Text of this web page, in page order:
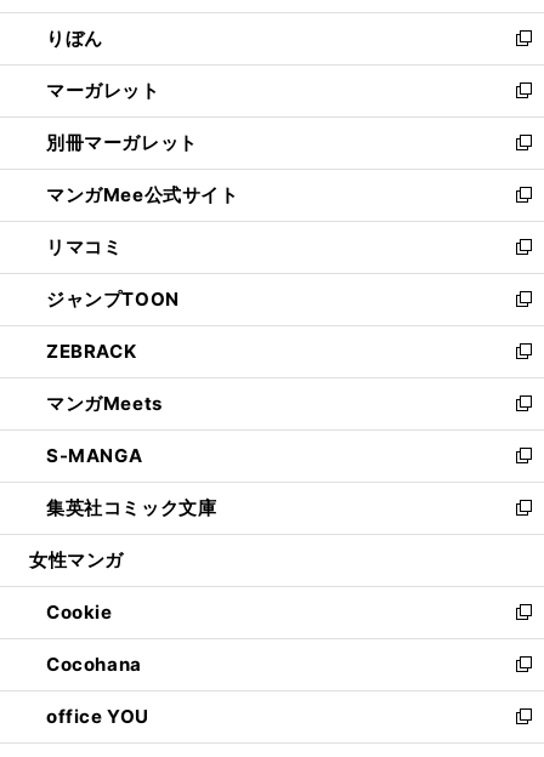
開
く
ウ
で
開
く
ン
ド
ウ
で
開
く
ウ
ィ
ン
ド
ウ
で
開
く
りぼん
新
し
い
ウ
ィ
ン
ド
ウ
で
開
く
マーガレット
新
し
い
ウ
ィ
ン
ド
ウ
で
開
く
別冊マーガレット
新
し
い
ウ
ィ
ン
ド
ウ
で
開
く
マンガMee公式サイト
新
し
い
ウ
ィ
ン
ド
ウ
で
開
く
リマコミ
新
し
い
ウ
ィ
ン
ド
ウ
で
開
く
ジャンプTOON
新
し
い
ウ
ィ
ン
ド
ウ
で
開
ZEBRACK
新
し
い
ウ
ィ
ン
ド
ウ
開
く
マンガMeets
新
し
い
ウ
ィ
ン
ウ
で
開
く
S-MANGA
新
し
い
ウ
ン
ド
ウ
で
開
く
集英社コミック文庫
新
し
ウ
ィ
ン
ド
ウ
で
開
女性マンガ
Cookie
新
し
い
ウ
ィ
ン
Cocohana
新
し
い
ウ
office YOU
新
し